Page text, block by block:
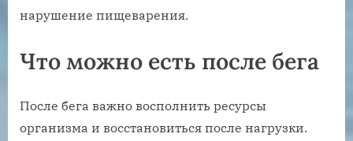
нарушение пищеварения.
Что можно есть после бега
После бега важно восполнить ресурсы
организма и восстановиться после нагрузки.